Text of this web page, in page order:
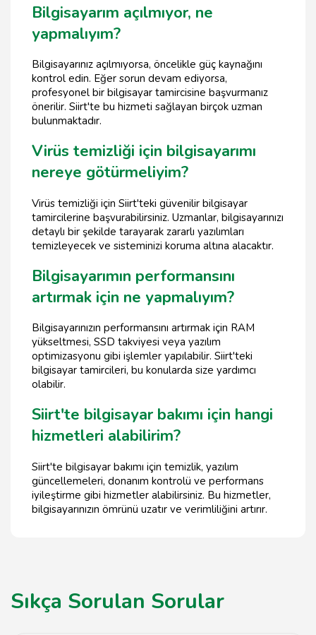
Bilgisayarım açılmıyor, ne
yapmalıyım?
Bilgisayarınız açılmıyorsa, öncelikle güç kaynağını
kontrol edin. Eğer sorun devam ediyorsa,
profesyonel bir bilgisayar tamircisine başvurmanız
önerilir. Siirt'te bu hizmeti sağlayan birçok uzman
bulunmaktadır.
Virüs temizliği için bilgisayarımı
nereye götürmeliyim?
Virüs temizliği için Siirt'teki güvenilir bilgisayar
tamircilerine başvurabilirsiniz. Uzmanlar, bilgisayarınızı
detaylı bir şekilde tarayarak zararlı yazılımları
temizleyecek ve sisteminizi koruma altına alacaktır.
Bilgisayarımın performansını
artırmak için ne yapmalıyım?
Bilgisayarınızın performansını artırmak için RAM
yükseltmesi, SSD takviyesi veya yazılım
optimizasyonu gibi işlemler yapılabilir. Siirt'teki
bilgisayar tamircileri, bu konularda size yardımcı
olabilir.
Siirt'te bilgisayar bakımı için hangi
hizmetleri alabilirim?
Siirt'te bilgisayar bakımı için temizlik, yazılım
güncellemeleri, donanım kontrolü ve performans
iyileştirme gibi hizmetler alabilirsiniz. Bu hizmetler,
bilgisayarınızın ömrünü uzatır ve verimliliğini artırır.
Sıkça Sorulan Sorular